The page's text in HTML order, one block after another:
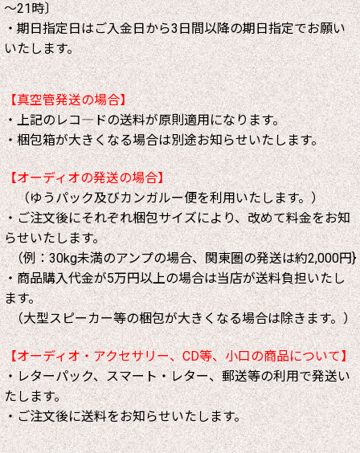
～21時〕
・期日指定日はご入金日から3日間以降の期日指定でお願い
いたします。
【真空管発送の場合】
・上記のレコ―ドの送料が原則適用になります。
・梱包箱が大きくなる場合は別途お知らせいたします。
【オーディオの発送の場合】
（ゆうパック及びカンガルー便を利用いたします。）
・ご注文後にそれぞれ梱包サイズにより、改めて料金をお知
らせいたします。
（例：30kg未満のアンプの場合、関東圏の発送は約2,000円}
・商品購入代金が5万円以上の場合は当店が送料負担いたし
ます。
（大型スピーカー等の梱包が大きくなる場合は除きます。）
【オーディオ・アクセサリー、CD等、小口の商品について】
・レターパック、スマート・レター、郵送等の利用で発送い
たします。
・ご注文後に送料をお知らせいたします。